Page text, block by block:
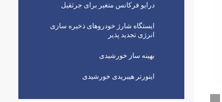
درایو فرکانس متغیر برای جرثقیل
ایستگاه شارژ خودروهای ذخیره سازی
انرژی تجدید پذیر
بهینه ساز خورشیدی
اینورتر هیبریدی خورشیدی